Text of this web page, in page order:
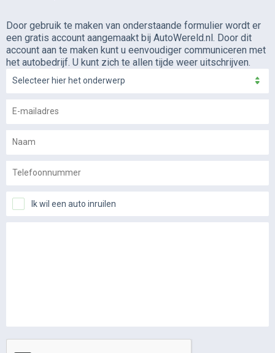
Door gebruik te maken van onderstaande formulier wordt er
een gratis account aangemaakt bij AutoWereld.nl. Door dit
account aan te maken kunt u eenvoudiger communiceren met
het autobedrijf. U kunt zich te allen tijde weer uitschrijven.
Selecteer hier het onderwerp
Ik wil een auto inruilen